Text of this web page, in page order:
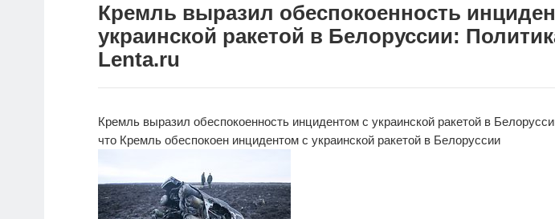
Кремль выразил обеспокоенность
украинской ракетой в Белоруссии:
Lenta.ru
Кремль выразил обеспокоенность инцидентом с украинской ракетой в
что Кремль обеспокоен инцидентом с украинской ракетой в Белоруссии